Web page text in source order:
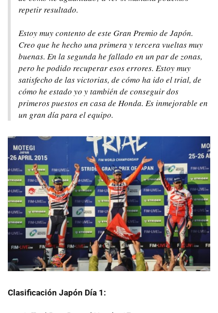
repetir resultado.
Estoy muy contento de este Gran Premio de Japón.
Creo que he hecho una primera y tercera vueltas muy
buenas. En la segunda he fallado en un par de zonas,
pero he podido recuperar esos errores. Estoy muy
satisfecho de las victorias, de cómo ha ido el trial, de
cómo he estado yo y también de conseguir dos
primeros puestos en casa de Honda. Es inmejorable en
un gran día para el equipo.
Clasificación Japón Día 1: